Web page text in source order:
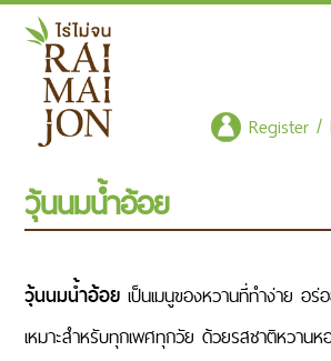
HOME
SHOP/PRODUCT
ARTICLE
CONTACT US
POLICY
Register /
วุ้นนมน้ำอ้อย
วุ้นนมน้ำอ้อย เป็นเมนูของหวานที่ทำง่าย อร่
เหมาะสำหรับทุกเพศทุกวัย ด้วยรสชาติหวาน